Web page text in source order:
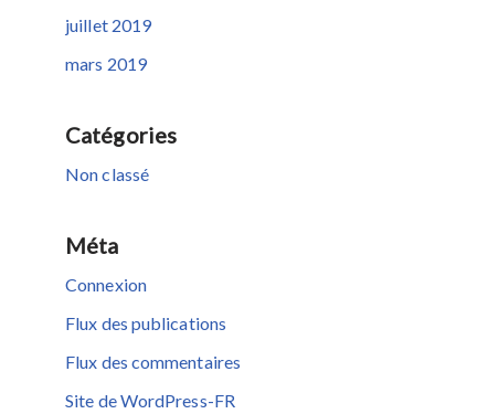
juillet 2019
mars 2019
Catégories
Non classé
Méta
Connexion
Flux des publications
Flux des commentaires
Site de WordPress-FR